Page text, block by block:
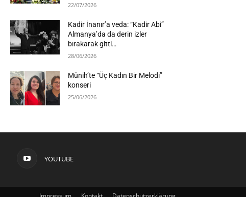
22/07/2026
Kadir İnanır’a veda: “Kadir Abi”
Almanya’da da derin izler
bırakarak gitti…
28/06/2026
Münih’te “Üç Kadın Bir Melodi”
konseri
25/06/2026
YOUTUBE